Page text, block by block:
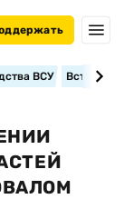
ВСУ